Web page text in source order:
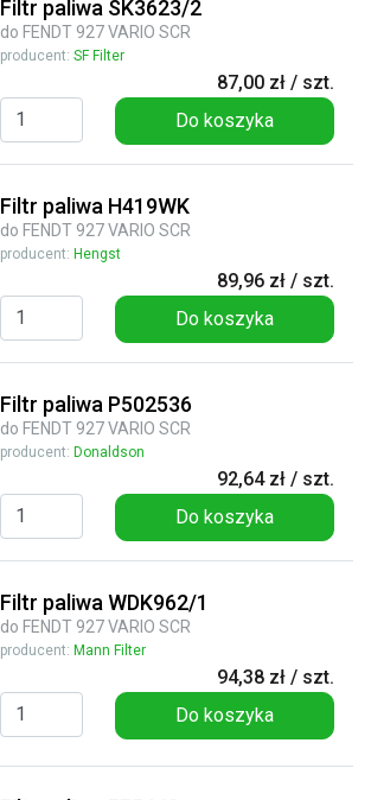
Filtr paliwa SK3623/2
do FENDT 927 VARIO SCR
producent: SF Filter
87,00 zł / szt.
Do koszyka
Filtr paliwa H419WK
do FENDT 927 VARIO SCR
producent: Hengst
89,96 zł / szt.
Do koszyka
Filtr paliwa P502536
do FENDT 927 VARIO SCR
producent: Donaldson
92,64 zł / szt.
Do koszyka
Filtr paliwa WDK962/1
do FENDT 927 VARIO SCR
producent: Mann Filter
94,38 zł / szt.
Do koszyka